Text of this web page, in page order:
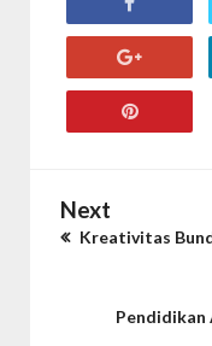
Next
Kreativitas
Pendidikan